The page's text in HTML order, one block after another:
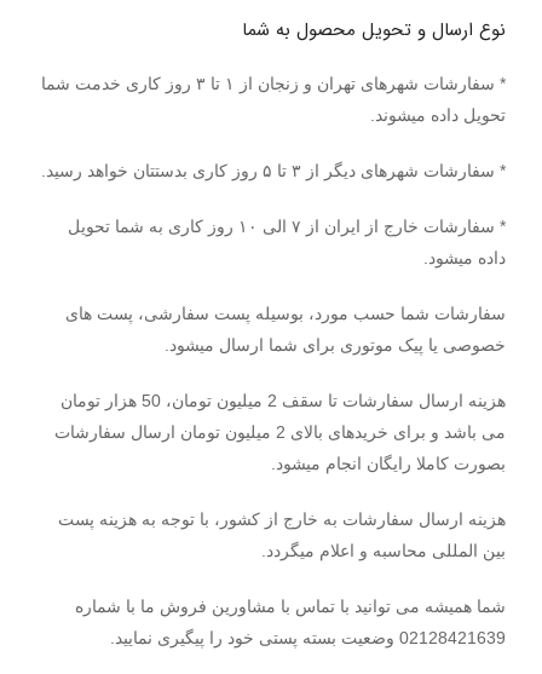
نوع ارسال و تحویل محصول به شما
* سفارشات شهرهای تهران و زنجان از ۱ تا ۳ روز کاری خدمت شما
تحویل داده میشوند.
* سفارشات شهرهای دیگر از ۳ تا ۵ روز کاری بدستتان خواهد رسید.
* سفارشات خارج از ایران از ۷ الی ۱۰ روز کاری به شما تحویل
داده میشود.
سفارشات شما حسب مورد، بوسیله پست سفارشی، پست های
خصوصی یا پیک موتوری برای شما ارسال میشود.
هزینه ارسال سفارشات تا سقف 2 میلیون تومان، 50 هزار تومان
می باشد و برای خریدهای بالای 2 میلیون تومان ارسال سفارشات
بصورت کاملا رایگان انجام میشود.
هزینه ارسال سفارشات به خارج از کشور، با توجه به هزینه پست
بین المللی محاسبه و اعلام میگردد.
شما همیشه می توانید با تماس با مشاورین فروش ما با شماره
02128421639 وضعیت بسته پستی خود را پیگیری نمایید.